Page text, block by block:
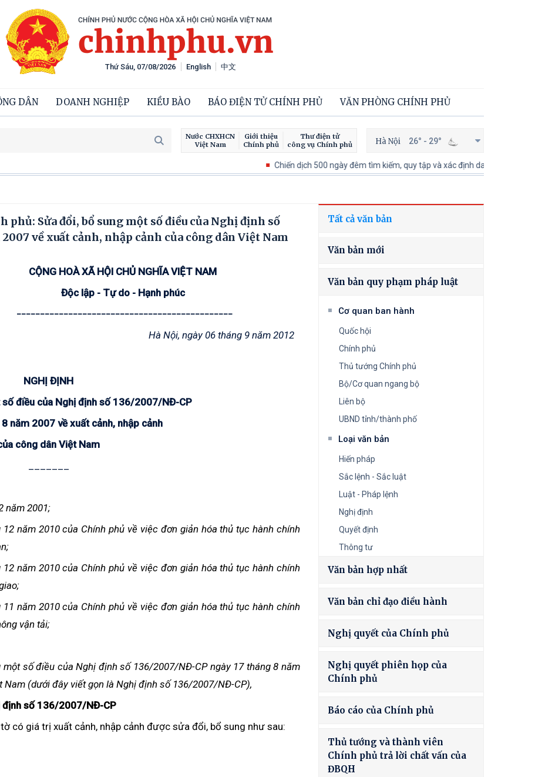
English 中文
DÂN DOANH NGHIỆP KIỀU BÀO BÁO ĐIỆN TỬ CHÍNH PHỦ VĂN PHÒNG CHÍNH PHỦ
Thứ Sáu, 07/08/2026
Nước CHXHCN
Việt Nam
Giới thiệu
Chính phủ
Thư điện tử
công vụ Chính phủ
Hà Nội 26° - 29°
Chiến dịch 500 ngày đêm tìm kiếm, quy tập và xác định danh tính hài cốt liệt sĩ
phủ: Sửa đổi, bổ sung một số điều của Nghị định số
về xuất cảnh, nhập cảnh của công dân Việt Nam
CỘNG HOÀ XÃ HỘI CHỦ NGHĨA VIỆT NAM
Độc lập - Tự do - Hạnh phúc
Hà Nội, ngày 06 tháng 9 năm 2012
NGHỊ ĐỊNH
điều của Nghị định số 136/2007/NĐ-CP
năm 2007 về xuất cảnh, nhập cảnh
công dân Việt Nam
năm 2001;
năm 2010 của Chính phủ về việc đơn giản hóa thủ tục hành chính
năm 2010 của Chính phủ về việc đơn giản hóa thủ tục hành chính
năm 2010 của Chính phủ về việc đơn giản hóa thủ tục hành chính
vận tải;
số điều của Nghị định số 136/2007/NĐ-CP ngày 17 tháng 8 năm
Nam (dưới đây viết gọn là Nghị định số 136/2007/NĐ-CP),
định số 136/2007/NĐ-CP
có giá trị xuất cảnh, nhập cảnh được sửa đổi, bổ sung như sau:
Tất cả văn bản
Văn bản mới
Văn bản quy phạm pháp luật
Cơ quan ban hành
Quốc hội
Chính phủ
Thủ tướng Chính phủ
Bộ/Cơ quan ngang bộ
Liên bộ
UBND tỉnh/thành phố
Loại văn bản
Hiến pháp
Sắc lệnh - Sắc luật
Luật - Pháp lệnh
Nghị định
Quyết định
Thông tư
Văn bản hợp nhất
Văn bản chỉ đạo điều hành
Nghị quyết của Chính phủ
Nghị quyết phiên họp của
Chính phủ
Báo cáo của Chính phủ
Thủ tướng và thành viên
Chính phủ trả lời chất vấn của
ĐBQH